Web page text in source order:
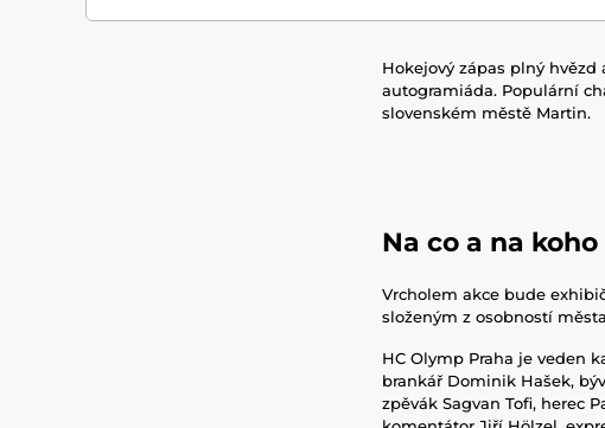
Hokejový zápas plný
autogramiáda. Populární
slovenském městě Martin.
Na co a na
Vrcholem akce bude
složeným z osobností
HC Olymp Praha je veden
brankář Dominik Hašek,
zpěvák Sagvan Tofi, herec